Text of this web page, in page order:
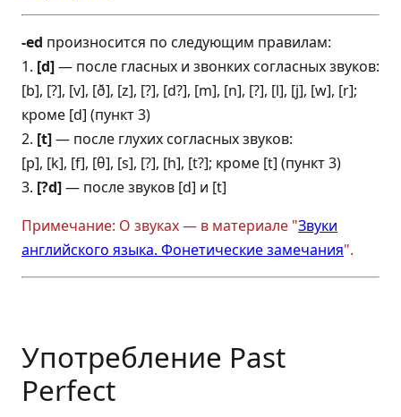
-ed произносится по следующим правилам:
1. [d]— после гласных и звонких согласных звуков:
[b], [?], [v], [ð], [z], [?], [d?], [m], [n], [?], [l], [j], [w], [r];
кроме [d] (пункт 3)
2. [t]— после глухих согласных звуков:
[p], [k], [f], [θ], [s], [?], [h], [t?]; кроме [t] (пункт 3)
3. [?d]— после звуков [d] и [t]
Примечание: О звуках — в материале "Звуки
английского языка. Фонетические замечания".
Употребление Past
Perfect